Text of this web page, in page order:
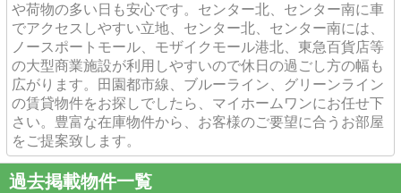
や荷物の多い日も安心です。センター北、センター南に車
でアクセスしやすい立地、センター北、センター南には、
ノースポートモール、モザイクモール港北、東急百貨店等
の大型商業施設が利用しやすいので休日の過ごし方の幅も
広がります。田園都市線、ブルーライン、グリーンライン
の賃貸物件をお探しでしたら、マイホームワンにお任せ下
さい。豊富な在庫物件から、お客様のご要望に合うお部屋
をご提案致します。
過去掲載物件一覧